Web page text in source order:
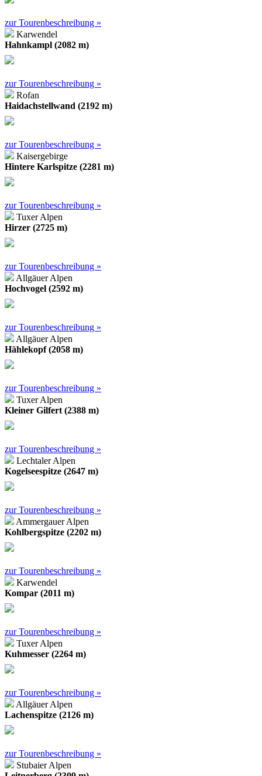
zur Tourenbeschreibung »
Karwendel
Hahnkampl (2082 m)
zur Tourenbeschreibung »
Rofan
Haidachstellwand (2192 m)
zur Tourenbeschreibung »
Kaisergebirge
Hintere Karlspitze (2281 m)
zur Tourenbeschreibung »
Tuxer Alpen
Hirzer (2725 m)
zur Tourenbeschreibung »
Allgäuer Alpen
Hochvogel (2592 m)
zur Tourenbeschreibung »
Allgäuer Alpen
Hählekopf (2058 m)
zur Tourenbeschreibung »
Tuxer Alpen
Kleiner Gilfert (2388 m)
zur Tourenbeschreibung »
Lechtaler Alpen
Kogelseespitze (2647 m)
zur Tourenbeschreibung »
Ammergauer Alpen
Kohlbergspitze (2202 m)
zur Tourenbeschreibung »
Karwendel
Kompar (2011 m)
zur Tourenbeschreibung »
Tuxer Alpen
Kuhmesser (2264 m)
zur Tourenbeschreibung »
Allgäuer Alpen
Lachenspitze (2126 m)
zur Tourenbeschreibung »
Stubaier Alpen